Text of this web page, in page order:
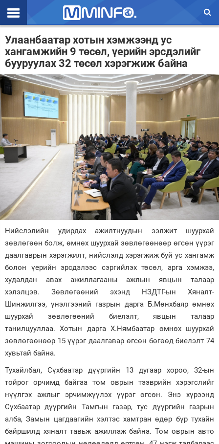
Эхлэл
Цаг агаар
Валют ханш
Улс төр
Эдийн засаг
Үзэл бодол
Спорт
Нийгэм
Дэлхий
Энтертайнмэнт
Зурхай
Улаанбаатар хотын хэмжээнд ус
хангамжийн 9 төсөл, үерийн эрсдэлийг
бууруулах 32 төсөл хэрэгжиж байна
Нийслэлийн удирдах ажилтнуудын ээлжит шуурхай
зөвлөгөөн болж, өмнөх шуурхай зөвлөгөөнөөр өгсөн үүрэг
даалгаврын хэрэгжилт, нийслэлд хэрэгжиж буй ус хангамж
болон үерийн эрсдэлээс сэргийлэх төсөл, арга хэмжээ,
худалдан авах ажиллагааны ажлын явцын талаар
хэлэлцэв. Зөвлөгөөний эхэнд НЗДТГ-ын Хяналт-
Шинжилгээ, үнэлгээний газрын дарга Б.Мөнхбаяр өмнөх
шуурхай зөвлөгөөний биелэлт, явцын талаар
танилцууллаа. Хотын дарга Х.Нямбаатар өмнөх шуурхай
зөвлөгөөнөөр 15 үүрэг даалгавар өгсөн бөгөөд биелэлт 74
хувьтай байна.
Тухайлбал, Сүхбаатар дүүргийн 13 дугаар хороо, 32-ын
тойрог орчимд байгаа том оврын тээврийн хэрэгслийг
нүүлгэх ажлыг эрчимжүүлэх үүрэг өгсөн. Энэ хүрээнд
Сүхбаатар дүүргийн Тамгын газар, тус дүүргийн газрын
алба, Замын цагдаагийн хэлтэс хамтран өдөр бүр тухайн
байршилд хяналт тавьж ажиллаж байна. Том оврын авто